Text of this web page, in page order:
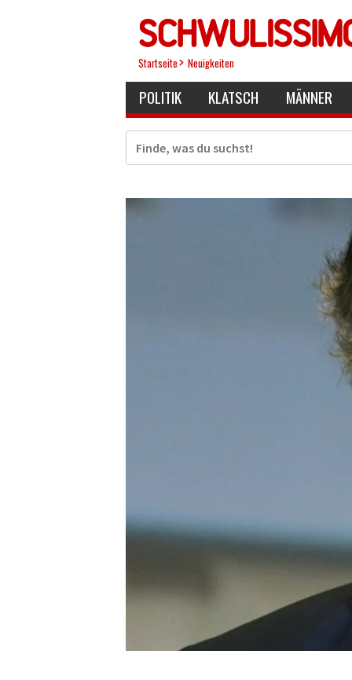
Startseite Neuigkeiten
POLITIK KLATSCH MÄNNER
Suche